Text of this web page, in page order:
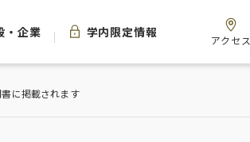
・企業 学内限定情報
アクセス
に掲載されます